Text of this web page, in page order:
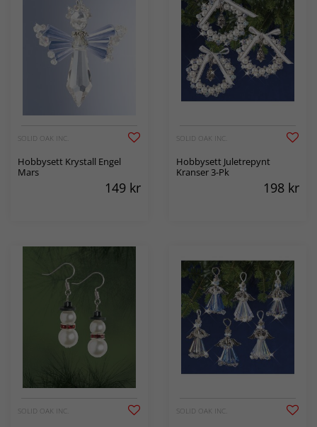
SOLID OAK INC.
Hobbysett Krystall Engel
Mars
149 kr
SOLID OAK INC.
Hobbysett Juletrepynt
Kranser 3-Pk
198 kr
SOLID OAK INC. SOLID OAK INC.